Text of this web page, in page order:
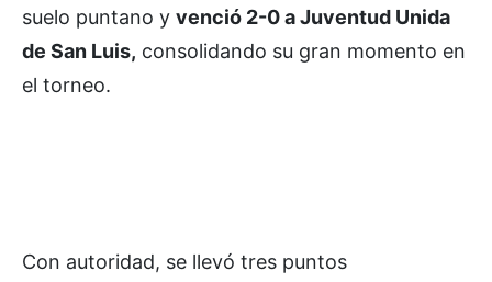
suelo puntano y venció 2-0 a Juventud Unida
de San Luis, consolidando su gran momento en
el torneo.
Con autoridad, se llevó tres puntos